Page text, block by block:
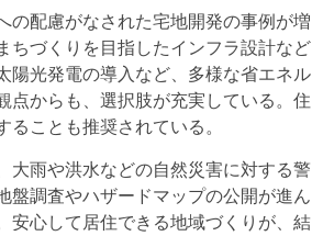
の配慮がなされた宅地開発の事例が増
ちづくりを目指したインフラ設計など
陽光発電の導入など、多様な省エネル
点からも、選択肢が充実している。住
ことも推奨されている。
大雨や洪水などの自然災害に対する警
盤調査やハザードマップの公開が進ん
安心して居住できる地域づくりが、結